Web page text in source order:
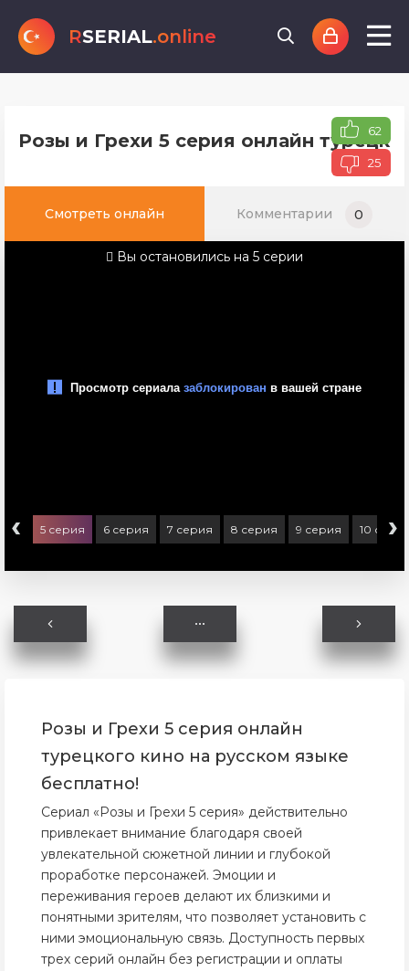
RSERIAL.online
Розы и Грехи 5 серия онлайн 62
25
Смотреть онлайн Комментарии 0
Вы остановились на 5 серии
‹ 5 серия 6 серия 7 серия 8 серия 9 серия 10 ›
Розы и Грехи 5 серия онлайн
турецкого кино на русском языке
бесплатно!
Сериал «Розы и Грехи 5 серия» действительно
привлекает внимание благодаря своей
увлекательной сюжетной линии и глубокой
проработке персонажей. Эмоции и
переживания героев делают их близкими и
понятными зрителям, что позволяет установить с
ними эмоциональную связь. Доступность первых
трех серий онлайн без регистрации и оплаты